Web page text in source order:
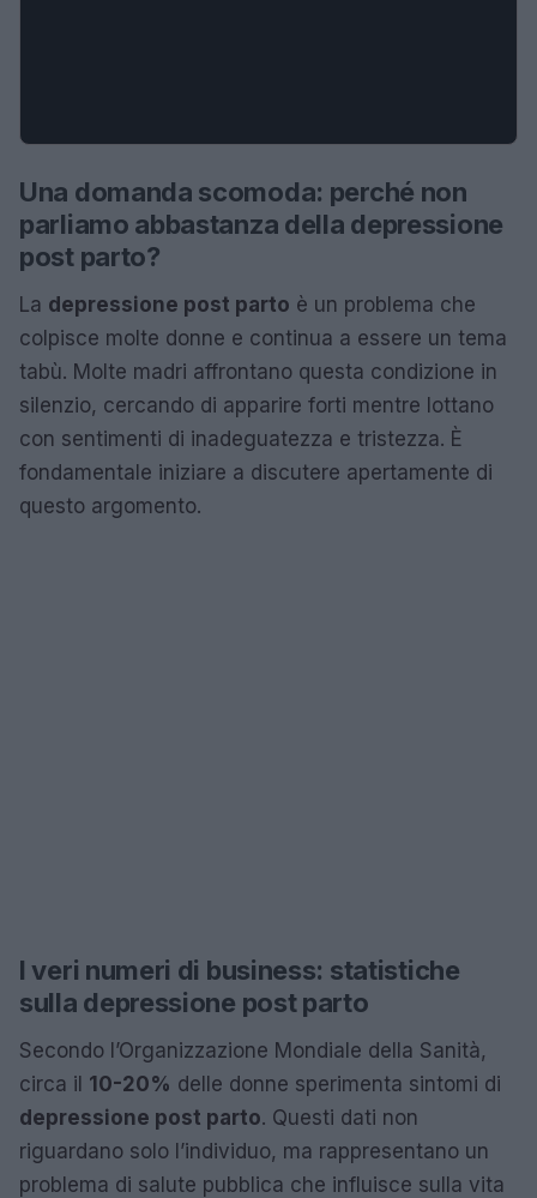
Una domanda scomoda: perché non
parliamo abbastanza della depressione
post parto?
La depressione post parto è un problema che
colpisce molte donne e continua a essere un tema
tabù. Molte madri affrontano questa condizione in
silenzio, cercando di apparire forti mentre lottano
con sentimenti di inadeguatezza e tristezza. È
fondamentale iniziare a discutere apertamente di
questo argomento.
I veri numeri di business: statistiche
sulla depressione post parto
Secondo l’Organizzazione Mondiale della Sanità,
circa il 10-20% delle donne sperimenta sintomi di
depressione post parto. Questi dati non
riguardano solo l’individuo, ma rappresentano un
problema di salute pubblica che influisce sulla vita